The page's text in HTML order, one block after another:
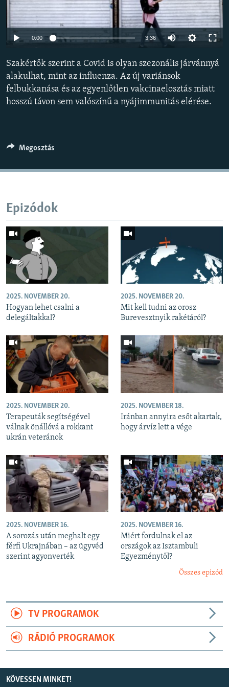
EURÓPAI UNIÓ
VILÁG
A MÚLT TANULSÁGAI
KÖVESSEN MINKET! 240p
0:00 3:36 Auto
360p
480p
Szakértők szerint a Covid is olyan szezonális járvánnyá
alakulhat, mint az influenza. Az új variánsok
felbukkanása és az egyenlőtlen vakcinaelosztás miatt
hosszú távon sem valószínű a nyájimmunitás elérése.
Megosztás
Epizódok
2025. NOVEMBER 20.
Hogyan lehet csalni a
delegáltakkal?
2025. NOVEMBER 20.
Mit kell tudni az orosz
Burevesztnyik rakétáról?
2025. NOVEMBER 20.
Terapeuták segítségével
válnak önállóvá a rokkant
ukrán veteránok
2025. NOVEMBER 18.
Iránban annyira esőt akartak,
hogy árvíz lett a vége
2025. NOVEMBER 16.
A sorozás után meghalt egy
férfi Ukrajnában – az ügyvéd
szerint agyonverték
2025. NOVEMBER 16.
Miért fordulnak el az
országok az Isztambuli
Egyezménytől?
Összes epizód
TV PROGRAMOK
RÁDIÓ PROGRAMOK
KÖVESSEN MINKET!